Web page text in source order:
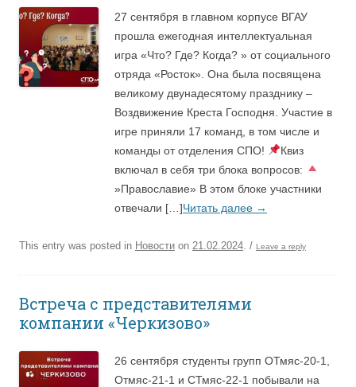
27 сентября в главном корпусе ВГАУ
прошла ежегодная интеллектуальная
игра «Что? Где? Когда? » от социального
отряда «Росток». Она была посвящена
великому двунадесятому празднику –
Воздвижение Креста Господня. Участие в
игре приняли 17 команд, в том числе и
команды от отделения СПО!
Квиз
включал в себя три блока вопросов:
»Православие» В этом блоке участники
отвечали […]Читать далее →
This entry was posted in Новости on 21.02.2024 / Leave a reply
Встреча с представителями
компании «Черкизово»
26 сентября студенты групп ОТмяс-20-1,
Отмяс-21-1 и СТмяс-22-1 побывали на